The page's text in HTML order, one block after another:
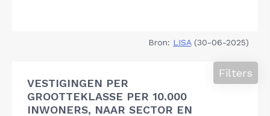
Bron: LISA(30-06-2025)
VESTIGINGEN PER
GROOTTEKLASSE PER 10.000
INWONERS, NAAR SECTOR EN
Filters